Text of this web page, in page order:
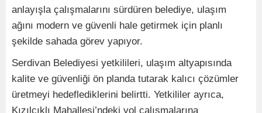
anlayışla çalışmalarını sürdüren belediye, ulaşım
ağını modern ve güvenli hale getirmek için planlı
şekilde sahada görev yapıyor.
Serdivan Belediyesi yetkilileri, ulaşım altyapısında
kalite ve güvenliği ön planda tutarak kalıcı çözümler
üretmeyi hedeflediklerini belirtti. Yetkililer ayrıca,
Kızılcıklı Mahallesi’ndeki yol çalışmalarına